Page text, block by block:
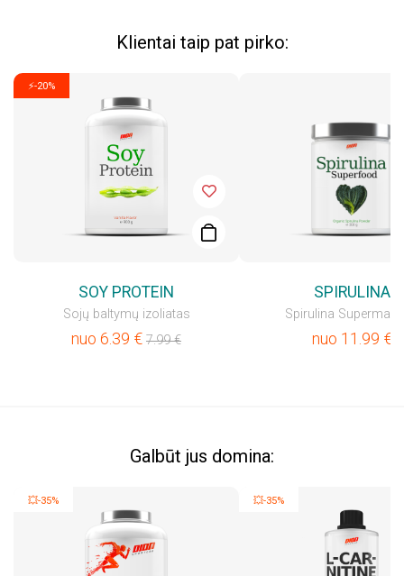
Klientai taip pat pirko:
⚡-20%
SOY PROTEIN
Sojų baltymų izoliatas
nuo 6.39 € 7.99€
SPIRULINA
Spirulina
nuo 11.99 €
Galbūt jus domina:
💥-35% 💥-35%